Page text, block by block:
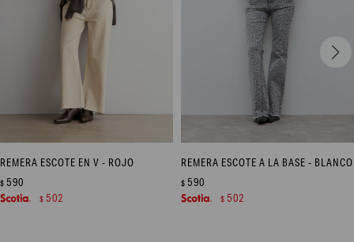
REMERA ESCOTE EN V - ROJO
$ 590
$ 502
REMERA ESCOTE A LA BASE - BLANCO
$ 590
$ 502